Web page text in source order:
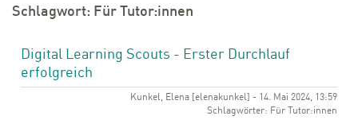
Schlagwort: Für Tutor:innen
Digital Learning Scouts - Erster Durchlauf
erfolgreich
Kunkel, Elena [elenakunkel] - 14. Mai 2024, 13:59
Schlagwörter: Für Tutor:innen